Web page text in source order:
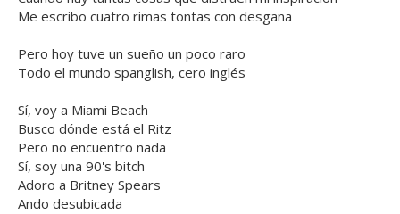
Me escribo cuatro rimas tontas con desgana
Pero hoy tuve un sueño un poco raro
Todo el mundo spanglish, cero inglés
Sí, voy a Miami Beach
Busco dónde está el Ritz
Pero no encuentro nada
Sí, soy una 90's bitch
Adoro a Britney Spears
Ando desubicada